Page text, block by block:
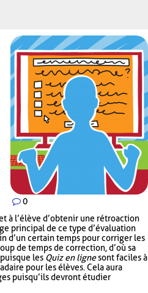
0
à l’élève d’obtenir une rétroaction
principal de ce type d’évaluation
d’un certain temps pour corriger les
de temps de correction, d’où sa
les Quiz en lignesont faciles à
pour les élèves. Cela aura
puisqu’ils devront étudier